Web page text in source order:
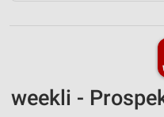
weekli -